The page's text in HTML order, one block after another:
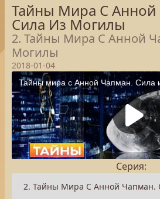
Тайны Мира С Анной
Сила Из Могилы
2. Тайны Мира С Анной
Могилы
2018-01-04
Серия: